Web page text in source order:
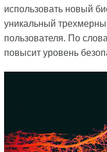
использовать новый
уникальный
пользователя. По
повысит уровень